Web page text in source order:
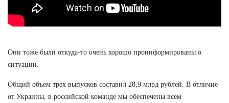
Они тоже были откуда-то очень хорошо проинформированы о
ситуации.
Общий объем трех выпусков составил 28,9 млрд рублей. В отличие
от Украины, в российской команде мы обеспечены всем